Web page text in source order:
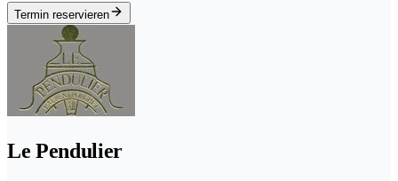
Termin reservieren
Le Pendulier